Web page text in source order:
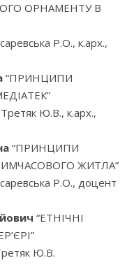
ОРНАМЕНТУ В
Р.О., к.арх.,
“ПРИНЦИПИ
Ю.В., к.арх.,
“ПРИНЦИПИ
ЖИТЛА”
Р.О., доцент
“ЕТНІЧНІ
Ю.В.